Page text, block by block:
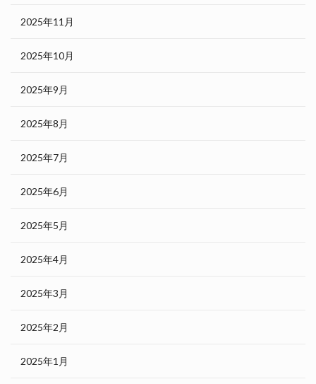
2025年11月
2025年10月
2025年9月
2025年8月
2025年7月
2025年6月
2025年5月
2025年4月
2025年3月
2025年2月
2025年1月